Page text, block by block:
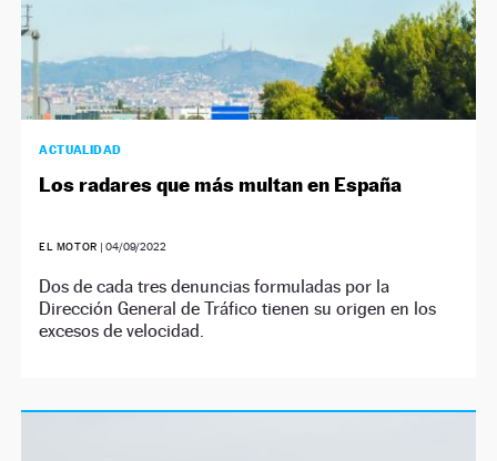
ACTUALIDAD
Los radares que más multan en España
EL MOTOR | 04/09/2022
Dos de cada tres denuncias formuladas por la
Dirección General de Tráfico tienen su origen en los
excesos de velocidad.